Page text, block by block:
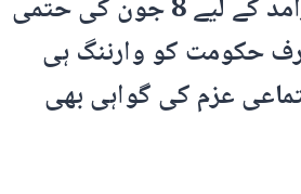
مطالبات پر عملدرآمد کے لیے 8 جون کی حتمی
حکومت کو وارننگ ہی
عزم کی گواہی بھی